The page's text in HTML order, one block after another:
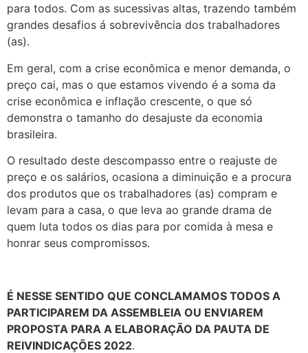
para todos. Com as sucessivas altas, trazendo também
grandes desafios á sobrevivência dos trabalhadores
(as).
Em geral, com a crise econômica e menor demanda, o
preço cai, mas o que estamos vivendo é a soma da
crise econômica e inflação crescente, o que só
demonstra o tamanho do desajuste da economia
brasileira.
O resultado deste descompasso entre o reajuste de
preço e os salários, ocasiona a diminuição e a procura
dos produtos que os trabalhadores (as) compram e
levam para a casa, o que leva ao grande drama de
quem luta todos os dias para por comida à mesa e
honrar seus compromissos.
É NESSE SENTIDO QUE CONCLAMAMOS TODOS A
PARTICIPAREM DA ASSEMBLEIA OU ENVIAREM
PROPOSTA PARA A ELABORAÇÃO DA PAUTA DE
REIVINDICAÇÕES 2022.